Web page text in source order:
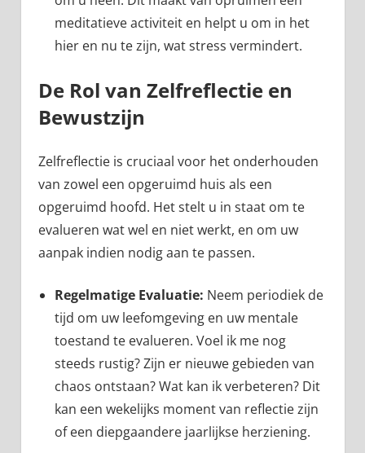
meditatieve activiteit en helpt u om in het
hier en nu te zijn, wat stress vermindert.
De Rol van Zelfreflectie en
Bewustzijn
Zelfreflectie is cruciaal voor het onderhouden
van zowel een opgeruimd huis als een
opgeruimd hoofd. Het stelt u in staat om te
evalueren wat wel en niet werkt, en om uw
aanpak indien nodig aan te passen.
Regelmatige Evaluatie: Neem periodiek de
tijd om uw leefomgeving en uw mentale
toestand te evalueren. Voel ik me nog
steeds rustig? Zijn er nieuwe gebieden van
chaos ontstaan? Wat kan ik verbeteren? Dit
kan een wekelijks moment van reflectie zijn
of een diepgaandere jaarlijkse herziening.